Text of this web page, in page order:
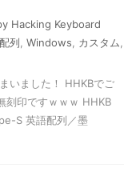
Hacking Keyboard
列 Windows カスタム
いました！ HHKBでご
刻印ですｗｗｗ HHKB
S 英語配列／墨